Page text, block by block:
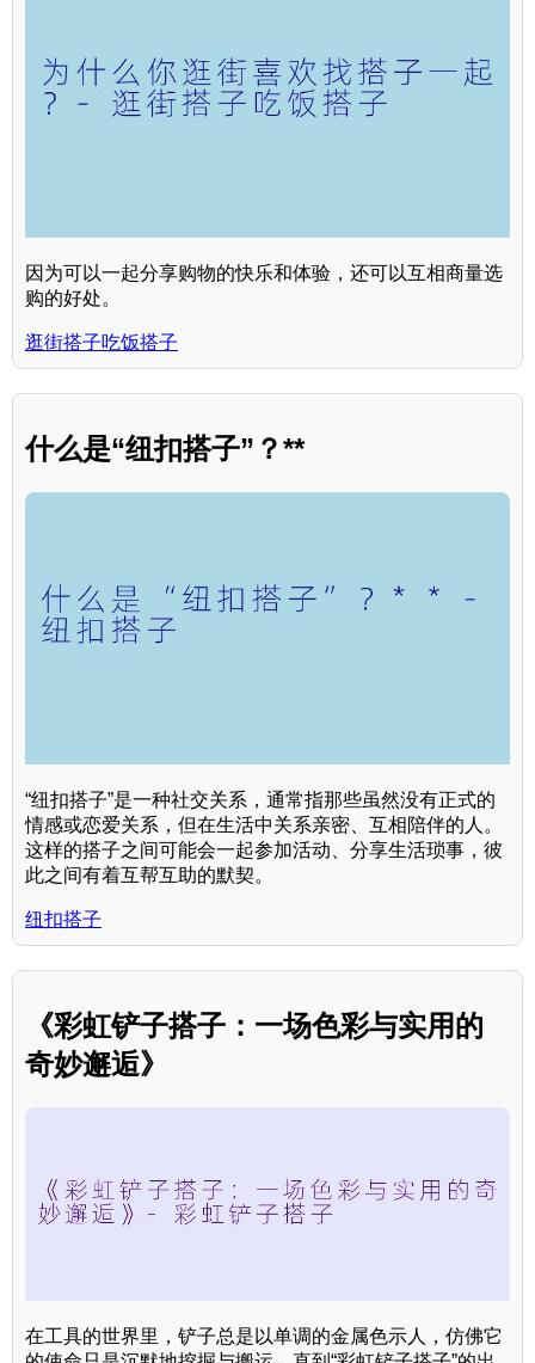
因为可以一起分享购物的快乐和体验，还可以互相商量选
购的好处。
逛街搭子吃饭搭子
什么是“纽扣搭子”？**
“纽扣搭子”是一种社交关系，通常指那些虽然没有正式的
情感或恋爱关系，但在生活中关系亲密、互相陪伴的人。
这样的搭子之间可能会一起参加活动、分享生活琐事，彼
此之间有着互帮互助的默契。
纽扣搭子
《彩虹铲子搭子：一场色彩与实用的
奇妙邂逅》
在工具的世界里，铲子总是以单调的金属色示人，仿佛它